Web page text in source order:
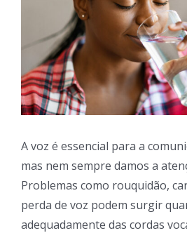
A voz é essencial para a
mas nem sempre damos a
Problemas como rouquidão,
perda de voz podem surgir
adequadamente das cordas